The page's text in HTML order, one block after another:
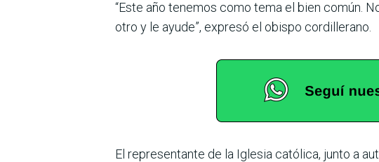
“Este año tenemos como tema el bien común.
otro y le ayude”, expresó el obispo cordillerano.
El representante de la Iglesia católica, junto a